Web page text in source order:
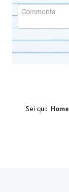
Sei qui: Home